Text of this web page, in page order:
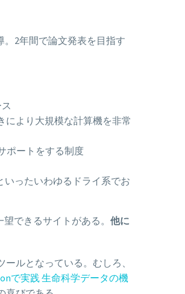
2年間で論文発表を目指す
により大規模な計算機を非常
ポートをする制度
ったいわゆるドライ系でお
できるサイトがある。 他に
ルとなっている。むしろ、
で実践 生命科学データの機